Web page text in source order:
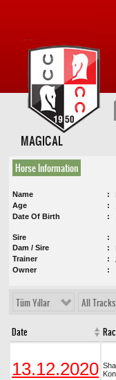
MAGICAL
Horse Information
Name
Age
Date Of Birth
Sire
Dam / Sire
Trainer
Owner
Tüm Yıllar All Tracks
Date
13.12.2020